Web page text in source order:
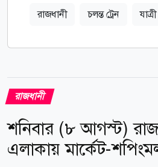
রাজধানী চলন্ত ট্রেন যাত্রী
রাজধানী
শনিবার (৮ আগস্ট)
এলাকায় মার্কেট-